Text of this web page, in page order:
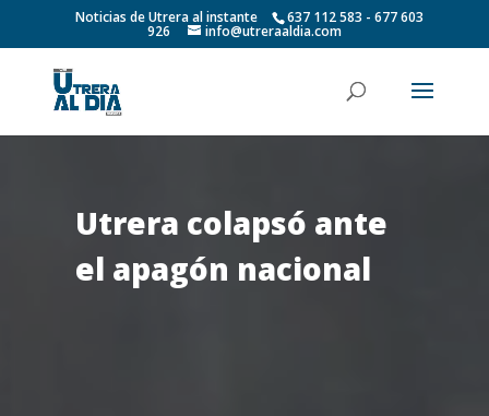
Noticias de Utrera al instante 637 112 583 - 677 603
926 info@utreraaldia.com
Utrera colapsó ante
el apagón nacional